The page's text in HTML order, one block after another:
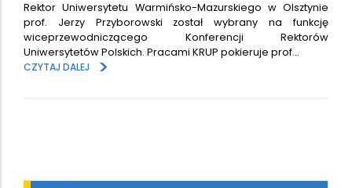
Rektor Uniwersytetu Warmińsko-Mazurskiego w Olsztynie
prof. Jerzy Przyborowski został wybrany na funkcję
wiceprzewodniczącego Konferencji Rektorów
Uniwersytetów Polskich. Pracami KRUP pokieruje prof…
CZYTAJ DALEJ
>